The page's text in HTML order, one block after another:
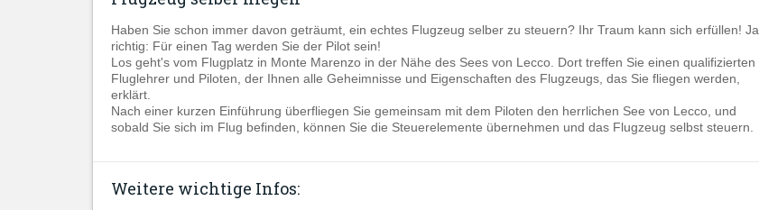
Haben Sie schon immer davon geträumt, ein echtes Flugzeug selber zu steuern? Ihr Traum kann sich erfüllen! Ja
richtig: Für einen Tag werden Sie der Pilot sein!
Los geht's vom Flugplatz in Monte Marenzo in der Nähe des Sees von Lecco. Dort treffen Sie einen qualifizierten
Fluglehrer und Piloten, der Ihnen alle Geheimnisse und Eigenschaften des Flugzeugs, das Sie fliegen werden,
erklärt.
Nach einer kurzen Einführung überfliegen Sie gemeinsam mit dem Piloten den herrlichen See von Lecco, und
sobald Sie sich im Flug befinden, können Sie die Steuerelemente übernehmen und das Flugzeug selbst steuern.
Weitere wichtige Infos: